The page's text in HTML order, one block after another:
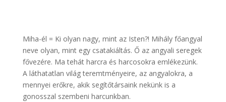
Miha-él = Ki olyan nagy, mint az Isten?! Mihály főangyal
neve olyan, mint egy csatakiáltás. Ő az angyali seregek
fővezére. Ma tehát harcra és harcosokra emlékezünk.
A láthatatlan világ teremtményeire, az angyalokra, a
mennyei erőkre, akik segítőtársaink nekünk is a
gonosszal szembeni harcunkban.